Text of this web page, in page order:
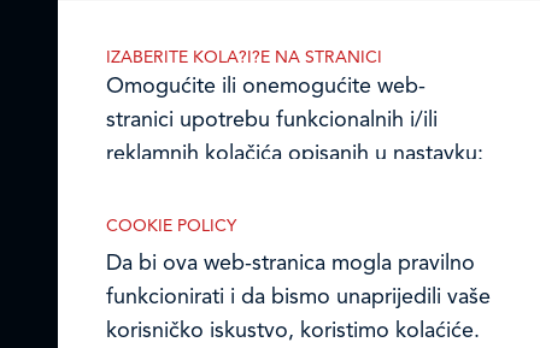
Online formular
Obavijest o Privatnosti i Kolačići
Kodeks poslovnih načela
© Ledo d.o.o. 2026.
COOKIE POLICY
Da bi ova web-stranica mogla pravilno
funkcionirati i da bismo unaprijedili vaše
korisničko iskustvo, koristimo kolaćiće.
IZABERITE KOLA?I?E NA STRANICI
Omogućite ili onemogućite web-
stranici upotrebu funkcionalnih i/ili
reklamnih kolačića opisanih u nastavku:
Nužni kolačići